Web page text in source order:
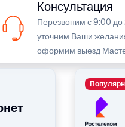
Консультация
Перезвоним с 9:00 до
уточним Ваши
оформим выезд